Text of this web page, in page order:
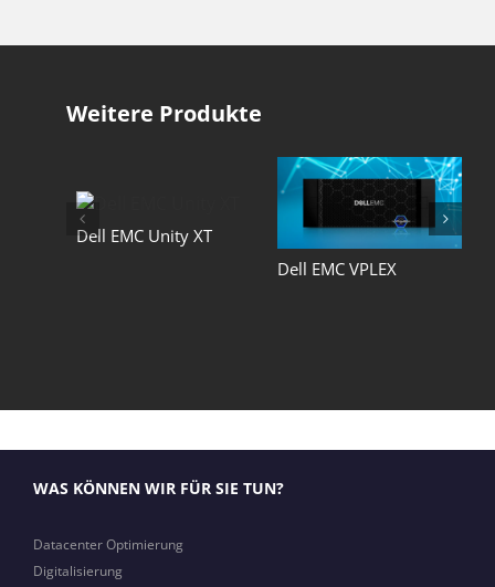
Weitere Produkte
Dell EMC Unity XT
Dell EMC VPLEX
WAS KÖNNEN WIR FÜR SIE TUN?
Datacenter Optimierung
Digitalisierung